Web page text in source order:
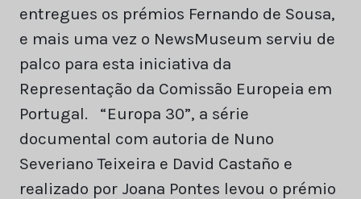
entregues os prémios Fernando de Sousa,
e mais uma vez o NewsMuseum serviu de
palco para esta iniciativa da
Representação da Comissão Europeia em
Portugal. “Europa 30”, a série
documental com autoria de Nuno
Severiano Teixeira e David Castaño e
realizado por Joana Pontes levou o prémio